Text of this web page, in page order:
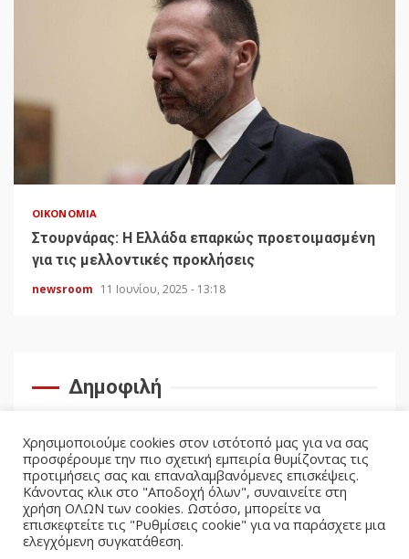
ΟΙΚΟΝΟΜΊΑ
Στουρνάρας: Η Ελλάδα επαρκώς προετοιμασμένη
για τις μελλοντικές προκλήσεις
newsroom 11 Ιουνίου, 2025 - 13:18
Δημοφιλή
Χρησιμοποιούμε cookies στον ιστότοπό μας για να σας
προσφέρουμε την πιο σχετική εμπειρία θυμίζοντας τις
προτιμήσεις σας και επαναλαμβανόμενες επισκέψεις.
Κάνοντας κλικ στο "Αποδοχή όλων", συναινείτε στη
χρήση ΟΛΩΝ των cookies. Ωστόσο, μπορείτε να
επισκεφτείτε τις "Ρυθμίσεις cookie" για να παράσχετε μια
ελεγχόμενη συγκατάθεση.